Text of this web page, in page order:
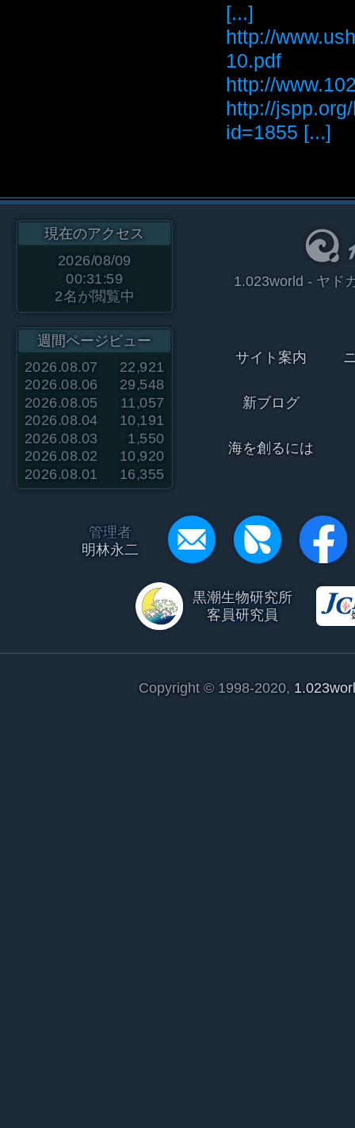
[...]
http://
10.pdf
http://
http://
id=1855 [...]
現在のアクセス
2026/08/09
00:31:59
2名が閲覧中
週間ページビュー
2026.08.07
22,921
2026.08.06
29,548
2026.08.05
11,057
2026.08.04
10,191
2026.08.03
1,550
2026.08.02
10,920
2026.08.01
16,355
1.023world - ヤド
サイト案内
新ブログ
海を創るには
管理者
明林永二
黒潮生物研究所
客員研究員
Copyright © 1998-2020,